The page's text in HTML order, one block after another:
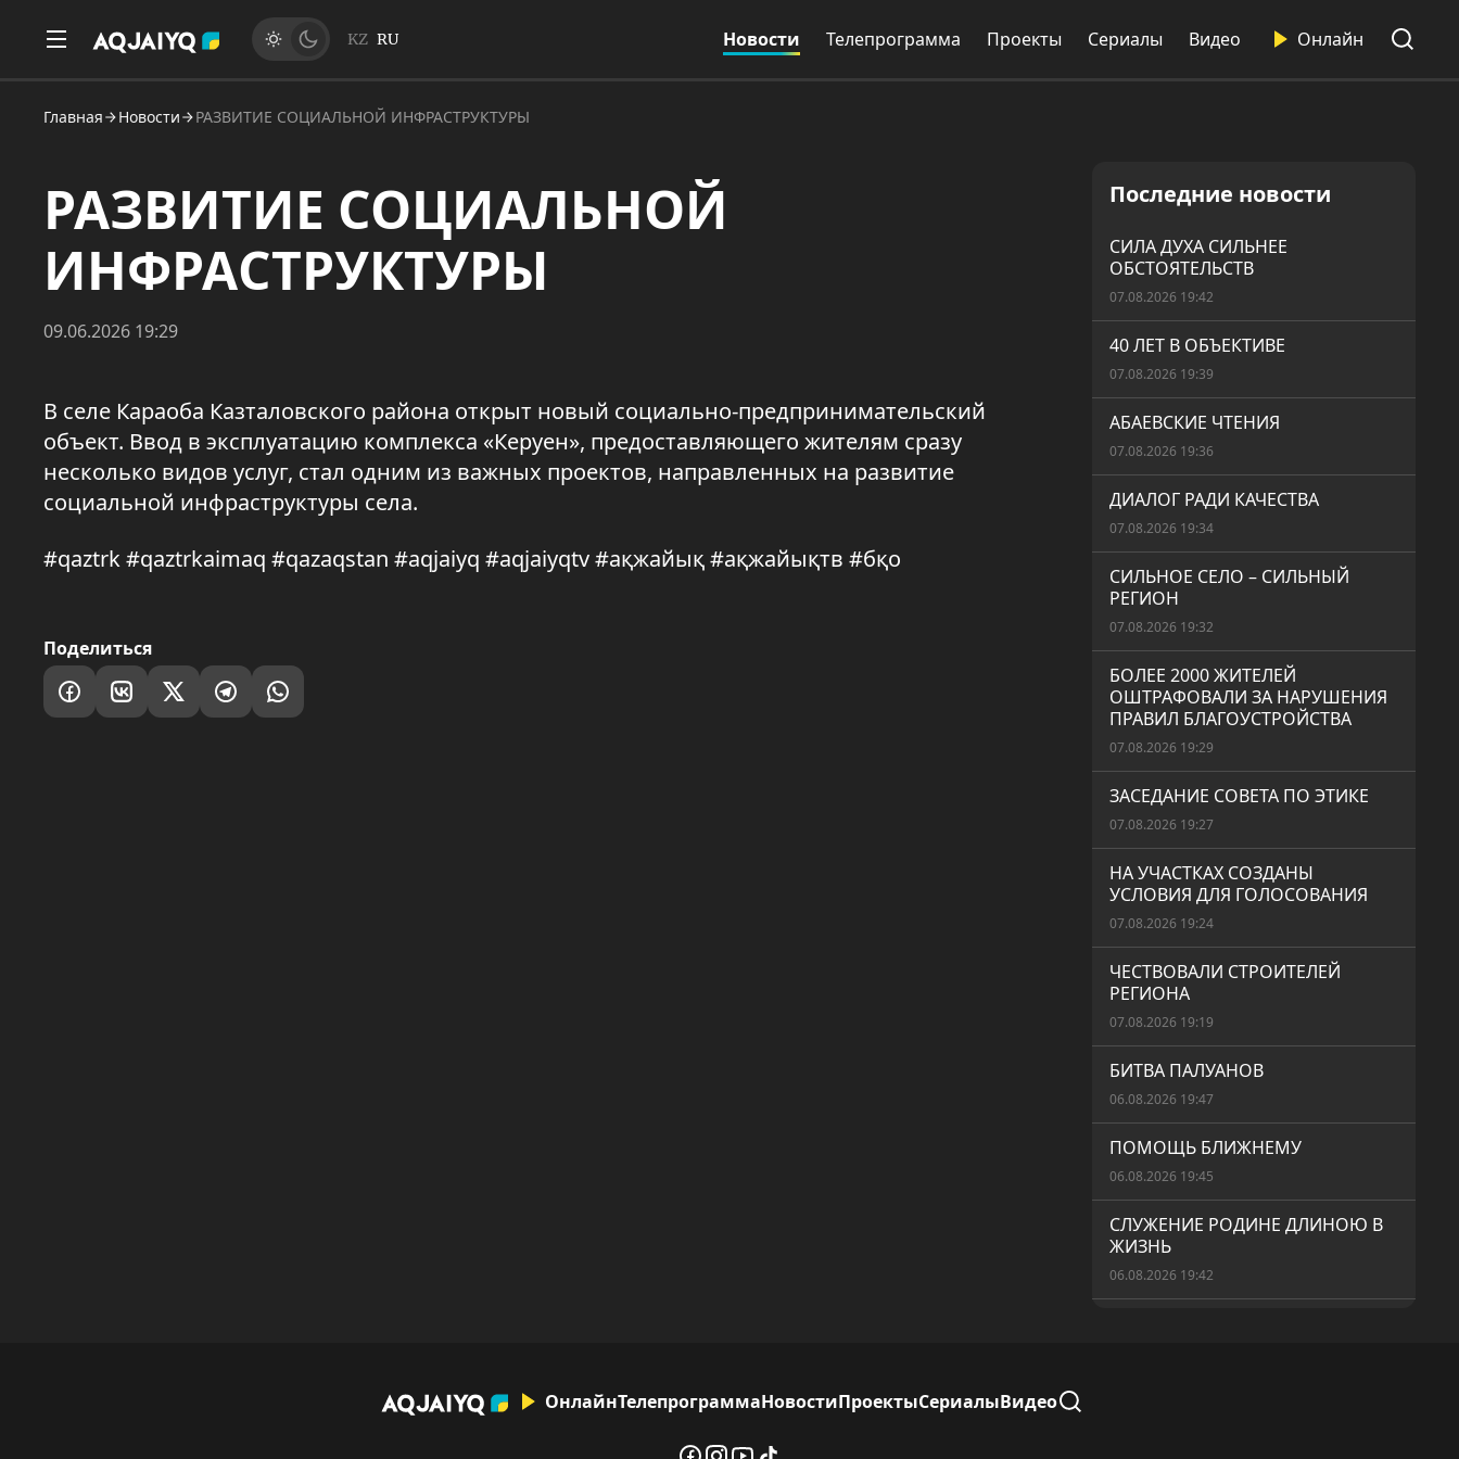
KZ RU Новости Телепрограмма Проекты Сериалы Видео Онлайн
Главная Новости РАЗВИТИЕ СОЦИАЛЬНОЙ ИНФРАСТРУКТУРЫ
РАЗВИТИЕ СОЦИАЛЬНОЙ
ИНФРАСТРУКТУРЫ
09.06.2026 19:29
В селе Караоба Казталовского района открыт новый социально-предпринимательский
объект. Ввод в эксплуатацию комплекса «Керуен», предоставляющего жителям сразу
несколько видов услуг, стал одним из важных проектов, направленных на развитие
социальной инфраструктуры села.
#qaztrk #qaztrkaimaq #qazaqstan #aqjaiyq #aqjaiyqtv #ақжайық #ақжайықтв #бқо
Поделиться
Последние новости
СИЛА ДУХА СИЛЬНЕЕ
ОБСТОЯТЕЛЬСТВ
07.08.2026 19:42
40 ЛЕТ В ОБЪЕКТИВЕ
07.08.2026 19:39
АБАЕВСКИЕ ЧТЕНИЯ
07.08.2026 19:36
ДИАЛОГ РАДИ КАЧЕСТВА
07.08.2026 19:34
СИЛЬНОЕ СЕЛО – СИЛЬНЫЙ
РЕГИОН
07.08.2026 19:32
БОЛЕЕ 2000 ЖИТЕЛЕЙ
ОШТРАФОВАЛИ ЗА НАРУШЕНИЯ
ПРАВИЛ БЛАГОУСТРОЙСТВА
07.08.2026 19:29
ЗАСЕДАНИЕ СОВЕТА ПО ЭТИКЕ
07.08.2026 19:27
НА УЧАСТКАХ СОЗДАНЫ
УСЛОВИЯ ДЛЯ ГОЛОСОВАНИЯ
07.08.2026 19:24
ЧЕСТВОВАЛИ СТРОИТЕЛЕЙ
РЕГИОНА
07.08.2026 19:19
БИТВА ПАЛУАНОВ
06.08.2026 19:47
ПОМОЩЬ БЛИЖНЕМУ
06.08.2026 19:45
СЛУЖЕНИЕ РОДИНЕ ДЛИНОЮ В
ЖИЗНЬ
06.08.2026 19:42
ОнлайнТелепрограммаНовостиПроектыСериалыВидео